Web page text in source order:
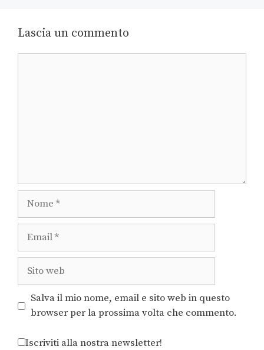
Lascia un commento
Salva il mio nome, email e sito web in questo
browser per la prossima volta che commento.
Iscriviti alla nostra newsletter!